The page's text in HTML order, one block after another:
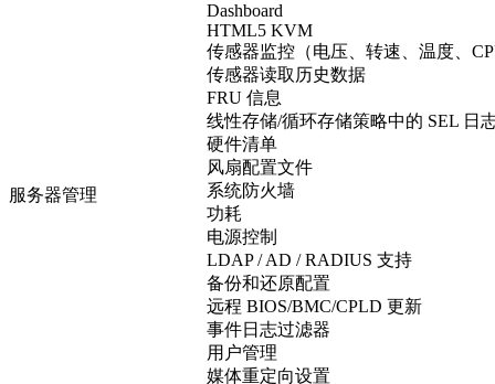
服务器管理
Dashboard
HTML5 KVM
传感器监控（电压、转速、温度、
传感器读取历史数据
FRU 信息
线性存储/循环存储策略中的 SEL 日
硬件清单
风扇配置文件
系统防火墙
功耗
电源控制
LDAP / AD / RADIUS 支持
备份和还原配置
远程 BIOS/BMC/CPLD 更新
事件日志过滤器
用户管理
媒体重定向设置